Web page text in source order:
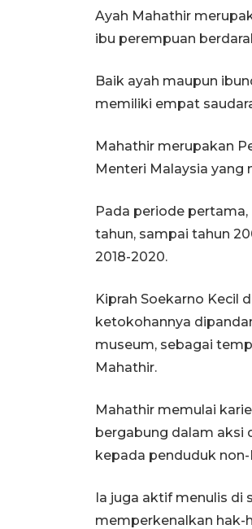
Ayah Mahathir
ibu perempuan
Baik ayah maupun
memiliki empat
Mahathir merupakan
Menteri Malaysia
Pada periode pertama,
tahun, sampai tahun
2018-2020.
Kiprah Soekarno Kecil
ketokohannya
museum, sebagai
Mahathir.
Mahathir memulai
bergabung dalam aksi
kepada penduduk
Ia juga aktif menulis di
memperkenalkan hak-